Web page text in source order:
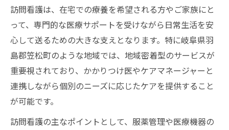
訪問看護の医療保険と介護保険の違いを解
説
訪問看護の保険利用に必要な確認事項まと
め
訪問看護ステーション利用時の保険手続き
サービス選びに迷う方必見の訪問看護情報
訪問看護ステーションの選び方と比較のコ
ツ
訪問看護は、在宅での療養を希望される方やご家族にと
って、専門的な医療サポートを受けながら日常生活を安
心して送るための大きな支えとなります。特に岐阜県羽
島郡笠松町のような地域では、地域密着型のサービスが
重要視されており、かかりつけ医やケアマネージャーと
連携しながら個別のニーズに応じたケアを提供すること
が可能です。
訪問看護の主なポイントとして、服薬管理や医療機器の